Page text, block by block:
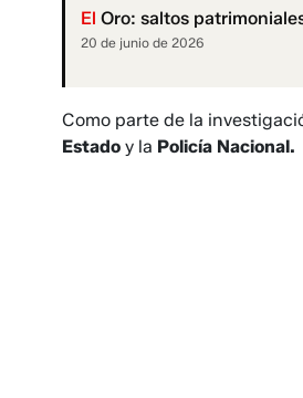
El Oro: saltos
20 de junio de 2026
Como parte de la
Estado y la Policía Nacional.